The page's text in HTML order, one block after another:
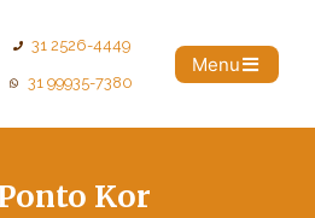
31 2526-4449
31 99935-7380
Menu
Kor